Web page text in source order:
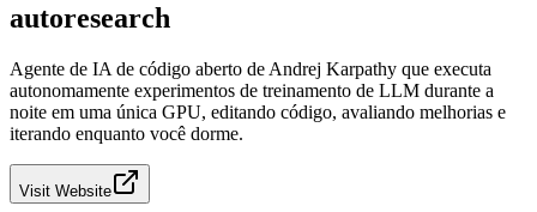
autoresearch
Agente de IA de código aberto de Andrej Karpathy que executa
autonomamente experimentos de treinamento de LLM durante a
noite em uma única GPU, editando código, avaliando melhorias e
iterando enquanto você dorme.
Visit Website